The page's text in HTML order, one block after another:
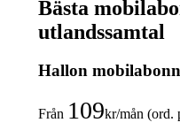
Bästa
utlandssamtal
Hallon
Från 109kr/mån (ord.